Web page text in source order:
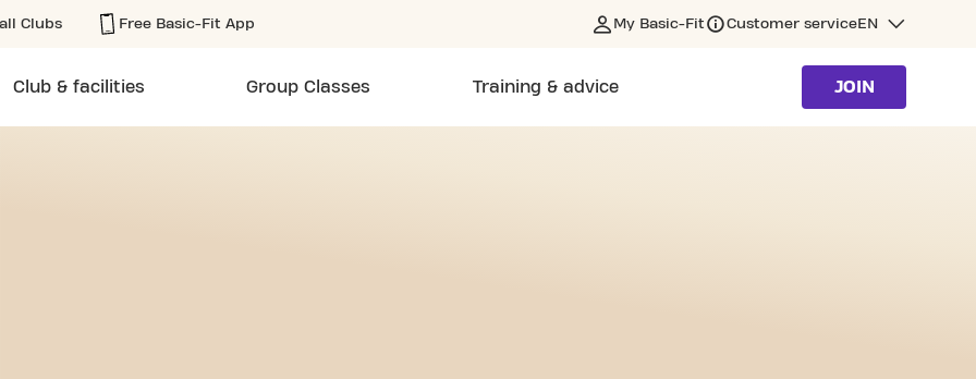
Clubs Free Basic-Fit App My Basic-Fit Customer serviceEN
Club & facilities Group Classes Training & advice JOIN
DE MADARIAGA